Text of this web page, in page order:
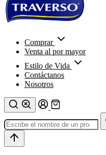
Comprar
Venta al por mayor
Estilo de Vida
Contáctanos
Nosotros